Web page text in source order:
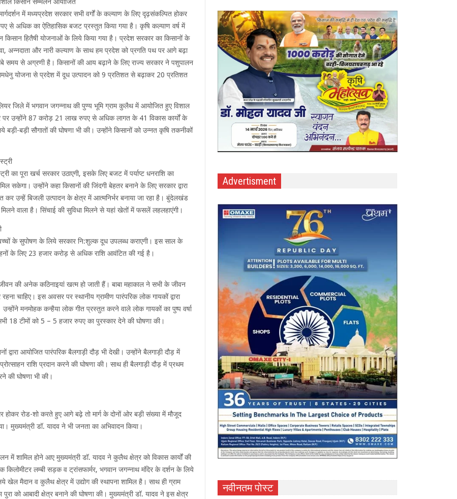
में मध्यप्रदेश सरकार सभी वर्गों के कल्याण के लिए दृढ़संकल्पित होकर
से अधिक का ऐतिहासिक बजट प्रस्तुत किया गया है। कृषि कल्याण वर्ष में
हितैषी योजनाओं के लिये किया गया है। प्रदेश सरकार का किसानों के
अन्नदाता और नारी कल्याण के साथ हम प्रदेश को प्रगति पथ पर आगे बढ़ा
समय से अग्रणी है। किसानों की आय बढ़ाने के लिए राज्य सरकार ने पशुपालन
योजना से प्रदेश में दूध उत्पादन को 9 प्रतिशत से बढ़ाकर 20 प्रतिशत
जिले में भगवान जगन्नाथ की पुण्य भूमि ग्राम कुलैथ में आयोजित हुए विशाल
उन्होंने 87 करोड़ 21 लाख रुपए से अधिक लागत के 41 विकास कार्यों के
बड़ी सौगातों की घोषणा भी की। उन्होंने किसानों को उन्नत कृषि तकनीकों
का पूरा खर्च सरकार उठाएगी, इसके लिए बजट में पर्याप्ट धनराशि का
सकेगा। उन्होंने कहा किसानों की जिंदगी बेहतर बनाने के लिए सरकार द्वारा
कर उन्हें बिजली उत्पादन के क्षेत्र में आत्मनिर्भर बनाया जा रहा है। बुंदेलखंड
वाला है। सिंचाई की सुविधा मिलने से यहां खेतों में फसलें लहलहाएंगी।
के सुपोषण के लिये सरकार नि:शुल्क दूध उपलब्ध कराएगी। इस साल के
के लिए 23 हजार करोड़ से अधिक राशि आवंटित की गई है।
की अनेक कठिनाइयां खत्म हो जाती हैं। बाबा महाकाल ने सभी के जीवन
चाहिए। इस अवसर पर स्थानीय ग्रामीण पारंपरिक लोक गायकों द्वारा
मनमोहक कन्हैया लोक गीत प्रस्तुत करने वाले लोक गायकों का पुष्प वर्षा
18 टीमों को 5 – 5 हजार रुपए का पुरस्कार देने की घोषणा की।
आयोजित पारंपरिक बैलगाड़ी दौड़ भी देखी। उन्होंने बैलगाड़ी दौड़ में
राशि प्रदान करने की घोषणा की। साथ ही बैलगाड़ी दौड़ में प्रथम
की घोषणा भी की।
रोड-शो करते हुए आगे बढ़े तो मार्ग के दोनों ओर बड़ी संख्या में मौजूद
मुख्यमंत्री डॉ. यादव ने भी जनता का अभिवादन किया।
में शामिल होने आए मुख्यमंत्री डॉ. यादव ने कुलैथ क्षेत्र को विकास कार्यों की
लम्बी सड़क व ट्रांसफार्मर, भगवान जगन्नाथ मंदिर के दर्शन के लिये
मैदान व कुलैथ क्षेत्र में उद्योग की स्थापना शामिल है। साथ ही ग्राम
को आबादी क्षेत्र बनाने की घोषणा की। मुख्यमंत्री डॉ. यादव ने इस क्षेत्र
Advertisment
नवीनतम पोस्ट